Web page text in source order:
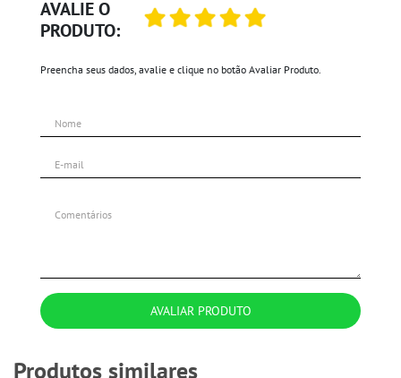
AVALIE O
PRODUTO:
Preencha seus dados, avalie e clique no botão Avaliar Produto.
AVALIAR PRODUTO
Produtos similares